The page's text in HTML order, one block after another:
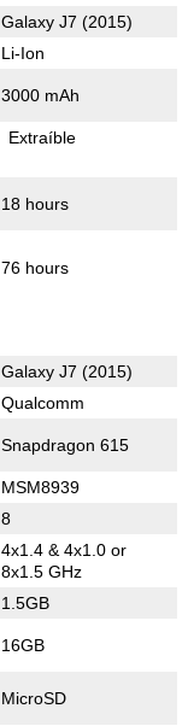
Galaxy J7 (2015)
Li-Ion
3000 mAh
Extraíble
18 hours
76 hours
Galaxy J7 (2015)
Qualcomm
Snapdragon 615
MSM8939
8
4x1.4 & 4x1.0 or
8x1.5 GHz
1.5GB
16GB
MicroSD